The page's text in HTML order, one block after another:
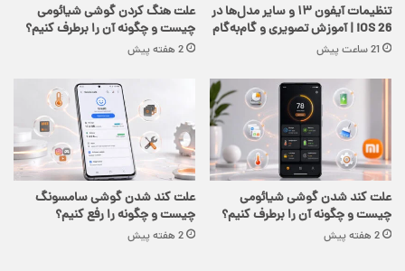
تنظیمات آیفون ۱۳ و سایر مدل‌ها در
iOS 26 | آموزش تصویری و گام‌به‌گام
21 ساعت پیش
علت هنگ کردن گوشی شیائومی
چیست و چگونه آن را برطرف کنیم؟
2 هفته پیش
علت کند شدن گوشی شیائومی
چیست و چگونه آن را برطرف کنیم؟
2 هفته پیش
علت کند شدن گوشی سامسونگ
چیست و چگونه را رفع کنیم؟
2 هفته پیش